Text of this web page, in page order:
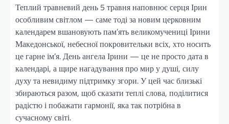
Теплий травневий день 5 травня наповнює серця Ірин
особливим світлом — саме тоді за новим церковним
календарем вшановують пам’ять великомучениці Ірини
Македонської, небесної покровительки всіх, хто носить
це гарне ім’я. День ангела Ірини — це не просто дата в
календарі, а щире нагадування про мир у душі, силу
духу та невидиму підтримку згори. У цей час близькі
збираються разом, щоб сказати теплі слова, поділитися
радістю і побажати гармонії, яка так потрібна в
сучасному світі.